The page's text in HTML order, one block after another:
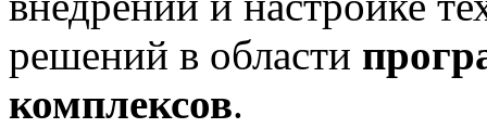
решений в области
комплексов.